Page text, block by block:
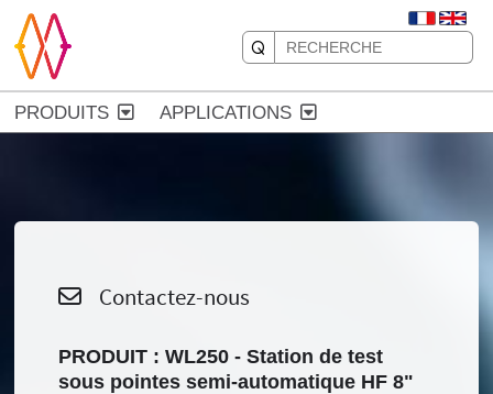
PRODUITS APPLICATIONS
Contactez-nous
PRODUIT :WL250 - Station de test
sous pointes semi-automatique HF 8"